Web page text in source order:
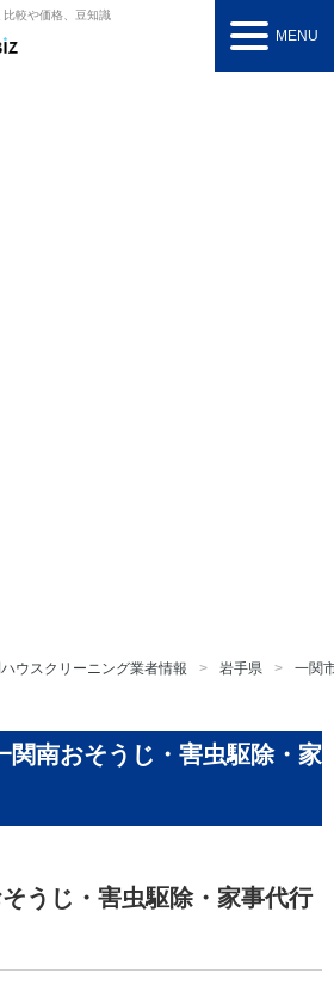
較や価格、豆知識
MENU
ウスクリーニング業者情報 岩手県 一関
関南おそうじ・害虫駆除・家
うじ・害虫駆除・家事代行